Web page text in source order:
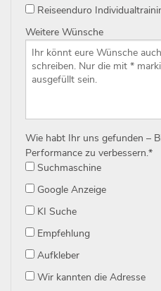
Reiseenduro
Weitere Wünsche
Wie habt Ihr uns gefunden –
Performance zu verbessern.*
Suchmaschine
Google Anzeige
KI Suche
Empfehlung
Aufkleber
Wir kannten die Adresse